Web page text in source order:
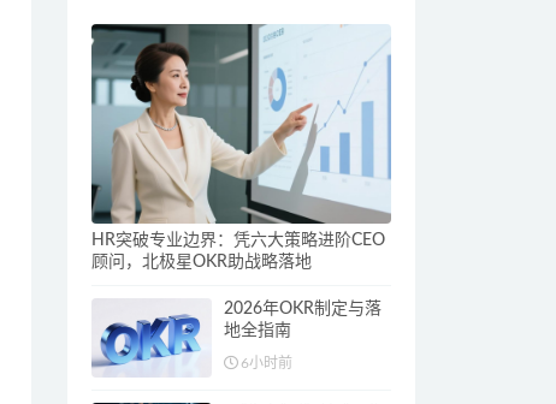
HR突破专业边界：凭六大策略进阶CEO
顾问，北极星OKR助战略落地
2026年OKR制定与落
地全指南
6小时前